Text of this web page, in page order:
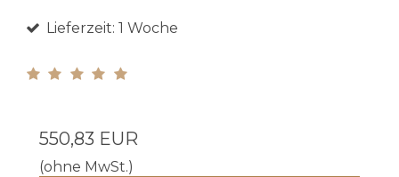
Lieferzeit: 1 Woche
550,83 EUR
(ohne MwSt.)